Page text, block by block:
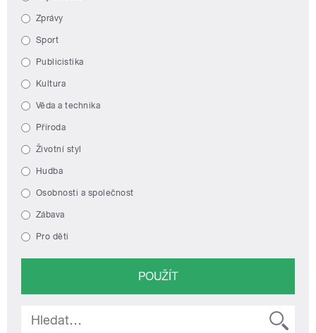
Zprávy
Sport
Publicistika
Kultura
Věda a technika
Příroda
Životní styl
Hudba
Osobnosti a společnost
Zábava
Pro děti